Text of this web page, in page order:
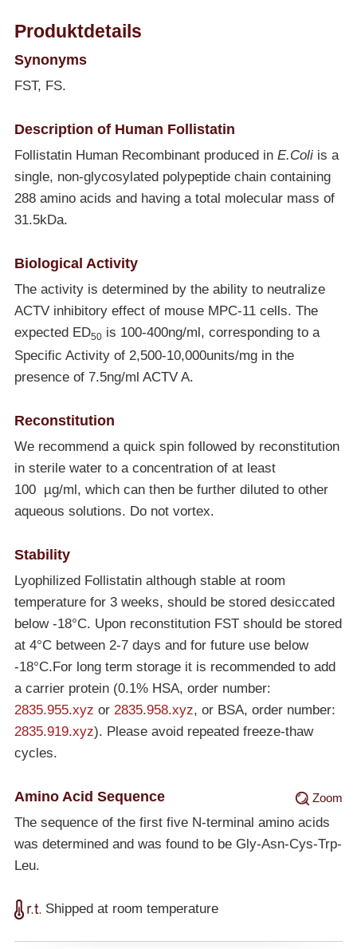
Produktdetails
Synonyms
FST, FS.
Description of Human Follistatin
Follistatin Human Recombinant produced in E.Coliis a
single, non-glycosylated polypeptide chain containing
288 amino acids and having a total molecular mass of
31.5kDa.
Biological Activity
The activity is determined by the ability to neutralize
ACTV inhibitory effect of mouse MPC-11 cells. The
expected ED50is 100-400ng/ml, corresponding to a
Specific Activity of 2,500-10,000units/mg in the
presence of 7.5ng/ml ACTV A.
Reconstitution
We recommend a quick spin followed by reconstitution
in sterile water to a concentration of at least
100 µg/ml, which can then be further diluted to other
aqueous solutions. Do not vortex.
Stability
Lyophilized Follistatin although stable at room
temperature for 3 weeks, should be stored desiccated
below -18°C. Upon reconstitution FST should be stored
at 4°C between 2-7 days and for future use below
-18°C.For long term storage it is recommended to add
a carrier protein (0.1% HSA, order number:
2835.955.xyz or 2835.958.xyz, or BSA, order number:
2835.919.xyz). Please avoid repeated freeze-thaw
cycles.
Zoom
Amino Acid Sequence
The sequence of the first five N-terminal amino acids
was determined and was found to be Gly-Asn-Cys-Trp-
Leu.
Shipped at room temperature